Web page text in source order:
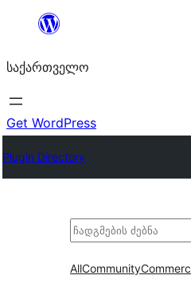
შიგთავსზე
საქართველო
Get WordPress
Plugin Directory
ძებნა
AllCommunity